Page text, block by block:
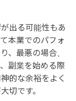
出る可能性もあ
本業でのパフォ
、最悪の場合、
副業を始める際
的な余裕をよく
切です。